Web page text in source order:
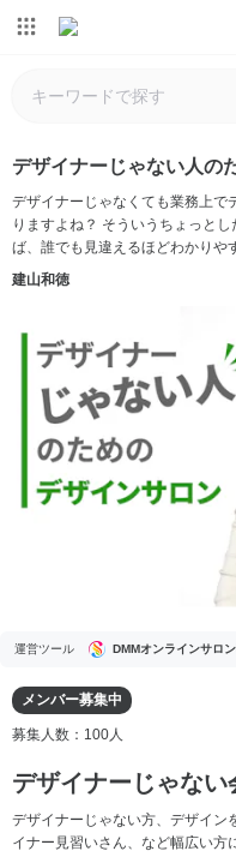
デザイナーじゃない人の
デザイナーじゃなくても業務上で
りますよね？ そういうちょっと
ば、誰でも見違えるほどわかりや
建山和徳
運営ツール DMMオンラインサロ
メンバー募集中
募集人数：100人
デザイナーじゃない
デザイナーじゃない方、デザイン
イナー見習いさん、など幅広い方